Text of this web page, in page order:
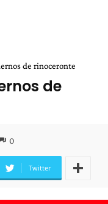
de rinoceronte
de
0
Twitter